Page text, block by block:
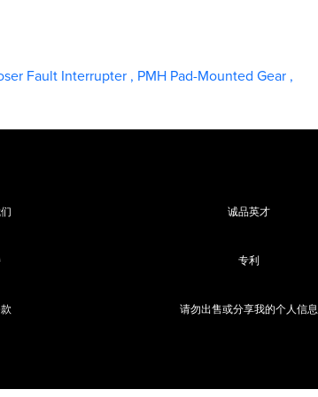
Fault Interrupter , PMH Pad-Mounted Gear ,
诚品英才
专利
请勿出售或分享我的个人信息